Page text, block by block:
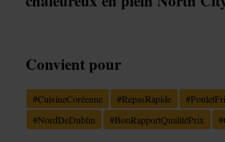
Convient pour
#CuisineCoréenne #RepasRapide #
#NordDeDublin #BonRapportQualitéPrix #